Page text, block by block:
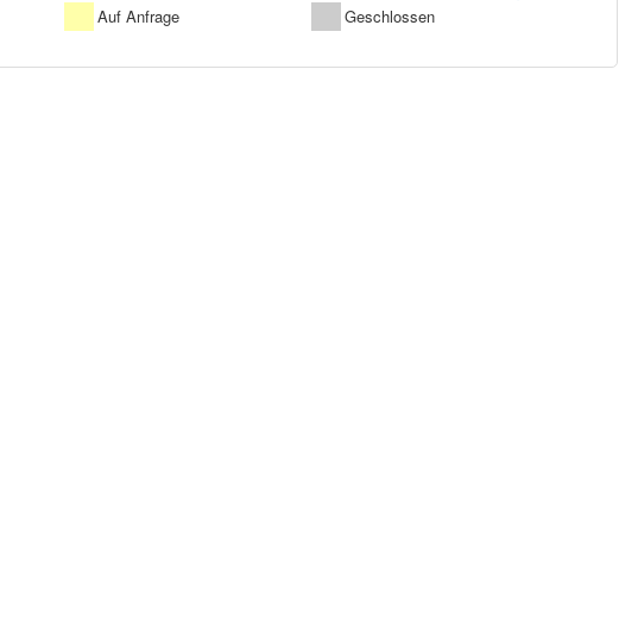
Auf Anfrage Geschlossen